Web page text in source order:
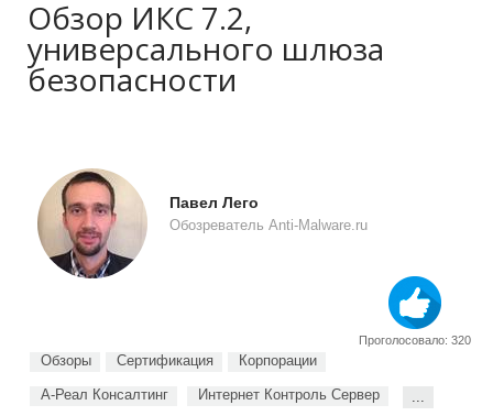
Обзор ИКС 7.2,
универсального шлюза
безопасности
Павел Лего
Обозреватель Anti-Malware.ru
Проголосовало: 320
Обзоры Сертификация Корпорации
А-Реал Консалтинг Интернет Контроль Сервер ...